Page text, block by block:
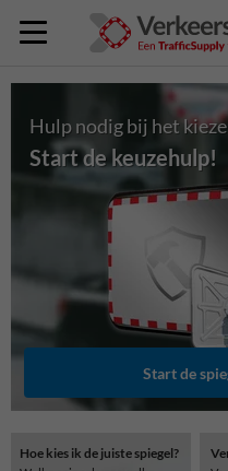
Hulp nodig bij het
Start de keuzehulp!
Start de
Hoe kies ik de juiste spiegel?